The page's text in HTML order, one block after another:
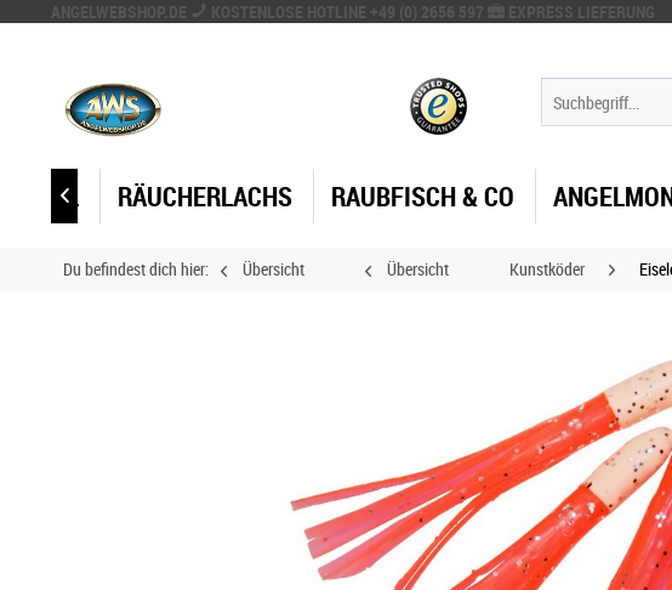
ANGELWEBSHOP.DE KOSTENLOSE HOTLINE +49 (0) 2656 597
EXPRESS LIEFERUNG
RÄUCHERLACHS RAUBFISCH & CO

Du befindest dich hier: Übersicht Übersicht Kunstköder